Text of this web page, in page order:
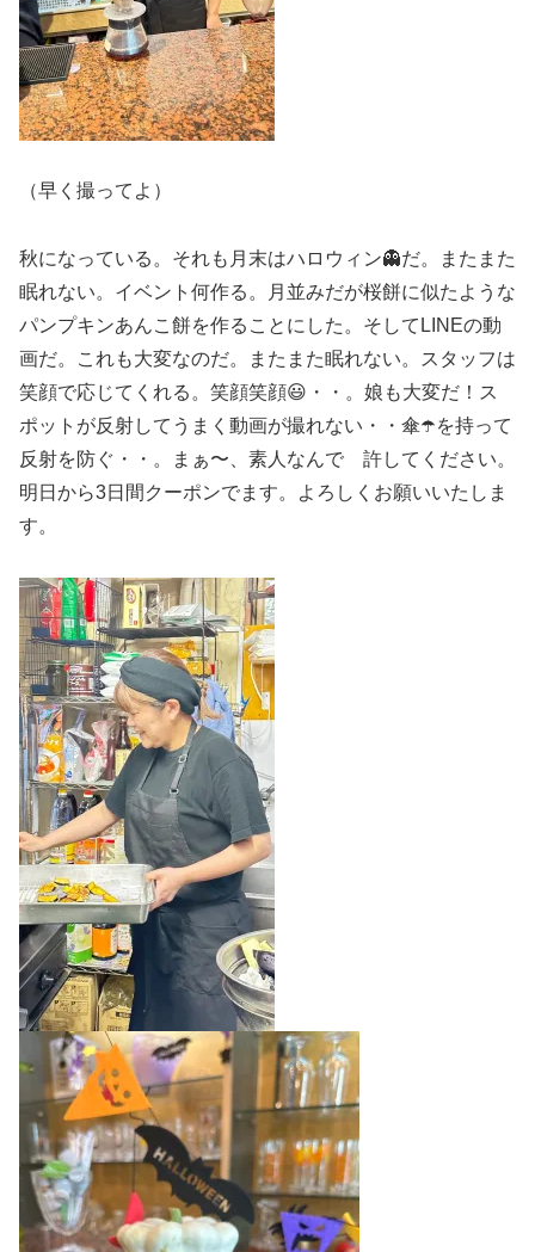
（早く撮ってよ）
秋になっている。それも月末はハロウィン👻だ。またまた
眠れない。イベント何作る。月並みだが桜餅に似たような
パンプキンあんこ餅を作ることにした。そしてLINEの動
画だ。これも大変なのだ。またまた眠れない。スタッフは
笑顔で応じてくれる。笑顔笑顔😃・・。娘も大変だ！ス
ポットが反射してうまく動画が撮れない・・傘☂️を持って
反射を防ぐ・・。まぁ〜、素人なんで 許してください。
明日から3日間クーポンでます。よろしくお願いいたしま
す。